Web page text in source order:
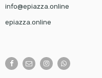
info@epiazza.online
epiazza.online